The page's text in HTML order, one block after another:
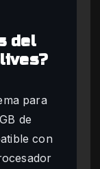
del
para
de
con